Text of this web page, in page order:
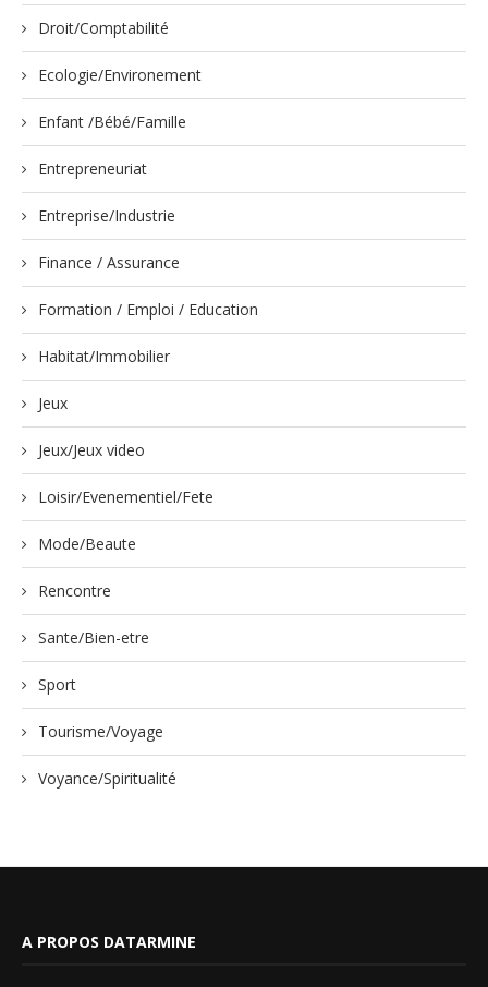
Droit/Comptabilité
Ecologie/Environement
Enfant /Bébé/Famille
Entrepreneuriat
Entreprise/Industrie
Finance / Assurance
Formation / Emploi / Education
Habitat/Immobilier
Jeux
Jeux/Jeux video
Loisir/Evenementiel/Fete
Mode/Beaute
Rencontre
Sante/Bien-etre
Sport
Tourisme/Voyage
Voyance/Spiritualité
A PROPOS DATARMINE